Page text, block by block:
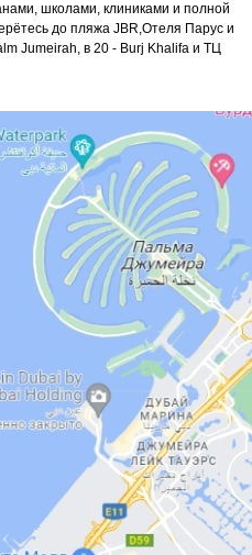
школами, клиниками и полной
до пляжа JBR,Отеля Парус и
Jumeirah, в 20 - Burj Khalifa и ТЦ